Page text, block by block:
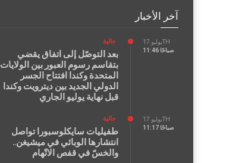
آخر الأخبار
يوليو 17TH
11:46 صباحًا
جالية
بعد التوصّل إلى اتفاق يقضي
بتقاسم رسوم العبور بين الولايات
المتحدة وكندا افتتاح الجسر
الدولي الجديد بين ديترويت وكندا
قبل نهاية يوليو الجاري
يوليو 17TH
11:17 صباحًا
جالية
طفيليات سايكلوسبورا تواصل
انتشارها الوبائي في ميشيغن..
والخسّ في قفص الاتّهام